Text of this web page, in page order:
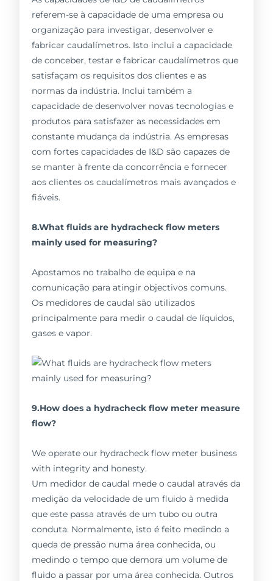
referem-se à capacidade de uma empresa ou
organização para investigar, desenvolver e
fabricar caudalímetros. Isto inclui a capacidade
de conceber, testar e fabricar caudalímetros que
satisfaçam os requisitos dos clientes e as
normas da indústria. Inclui também a
capacidade de desenvolver novas tecnologias e
produtos para satisfazer as necessidades em
constante mudança da indústria. As empresas
com fortes capacidades de I&D são capazes de
se manter à frente da concorrência e fornecer
aos clientes os caudalímetros mais avançados e
fiáveis.
8.What fluids are hydracheck flow meters
mainly used for measuring?
Apostamos no trabalho de equipa e na
comunicação para atingir objectivos comuns.
Os medidores de caudal são utilizados
principalmente para medir o caudal de líquidos,
gases e vapor.
9.How does a hydracheck flow meter measure
flow?
We operate our hydracheck flow meter business
with integrity and honesty.
Um medidor de caudal mede o caudal através da
medição da velocidade de um fluido à medida
que este passa através de um tubo ou outra
conduta. Normalmente, isto é feito medindo a
queda de pressão numa área conhecida, ou
medindo o tempo que demora um volume de
fluido a passar por uma área conhecida. Outros